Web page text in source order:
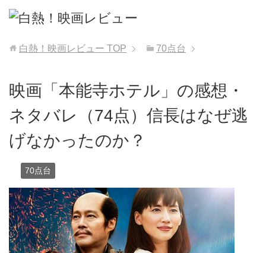
白熱！映画レビュー TOP 70点台
映画「本能寺ホテル」の感想・
ネタバレ（74点）信長はなぜ逃
げなかったのか？
70点台